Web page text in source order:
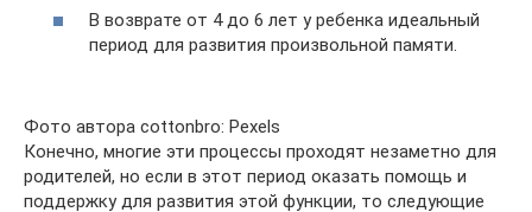
В возврате от 4 до 6 лет у ребенка идеальный
период для развития произвольной памяти.
Фото автора cottonbro: Pexels
Конечно, многие эти процессы проходят незаметно для
родителей, но если в этот период оказать помощь и
поддержку для развития этой функции, то следующие